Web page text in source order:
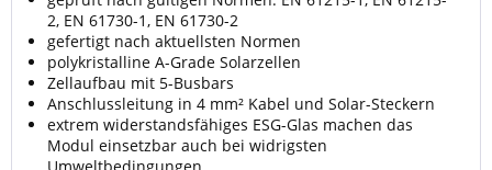
2, EN 61730-1, EN 61730-2
gefertigt nach aktuellsten Normen
polykristalline A-Grade Solarzellen
Zellaufbau mit 5-Busbars
Anschlussleitung in 4 mm² Kabel und Solar-Steckern
extrem widerstandsfähiges ESG-Glas machen das
Modul einsetzbar auch bei widrigsten